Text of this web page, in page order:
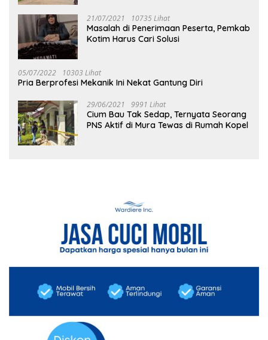
21/07/2021 10735 Lihat
Masalah di Penerimaan Peserta, Pemkab
Kotim Harus Cari Solusi
05/07/2022 10303 Lihat
Pria Berprofesi Mekanik Ini Nekat Gantung Diri
29/06/2021 9991 Lihat
Cium Bau Tak Sedap, Ternyata Seorang
PNS Aktif di Mura Tewas di Rumah Kopel